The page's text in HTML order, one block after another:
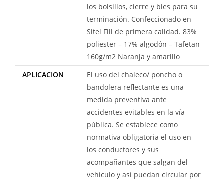
los bolsillos, cierre y bies para su
terminación. Confeccionado en
Sitel Fill de primera calidad. 83%
poliester – 17% algodón – Tafetan
160g/m2 Naranja y amarillo
APLICACION
El uso del chaleco/ poncho o
bandolera reflectante es una
medida preventiva ante
accidentes evitables en la vía
pública. Se establece como
normativa obligatoria el uso en
los conductores y sus
acompañantes que salgan del
vehículo y así puedan circular por